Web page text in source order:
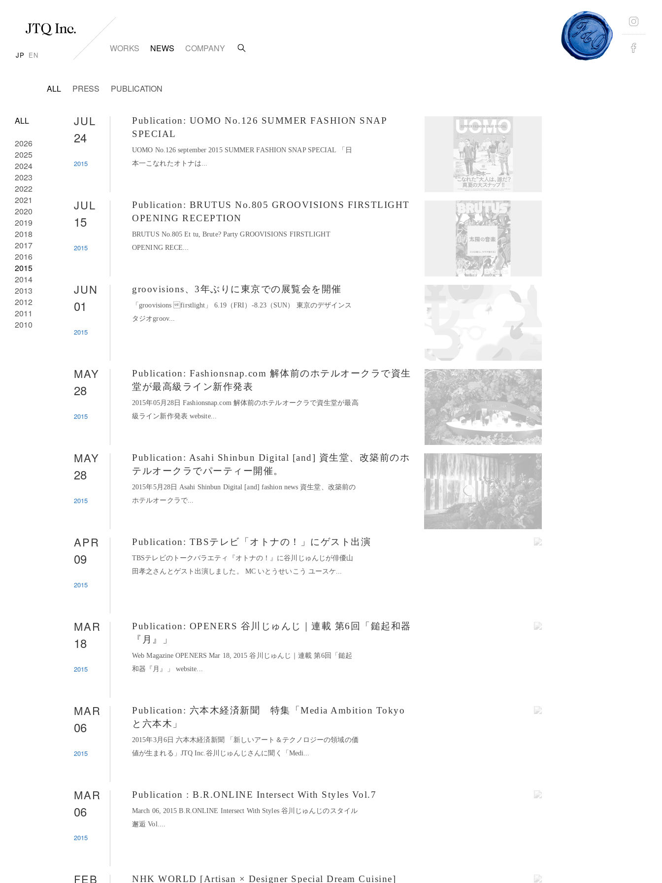
JP EN
WORKS NEWS COMPANY
ALL PRESS PUBLICATION
ALL
2026
2025
2024
2023
2022
2021
2020
2019
2018
2017
2016
2015
2014
2013
2012
2011
2010
JUL
24
2015
Publication: UOMO No.126 SUMMER FASHION SNAP
SPECIAL
UOMO No.126 september 2015 SUMMER FASHION SNAP SPECIAL 「日
本一こなれたオトナは...
JUL
15
2015
Publication: BRUTUS No.805 GROOVISIONS FIRSTLIGHT
OPENING RECEPTION
BRUTUS No.805 Et tu, Brute? Party GROOVISIONS FIRSTLIGHT
OPENING RECE...
JUN
01
2015
groovisions、3年ぶりに東京での展覧会を開催
「groovisions firstlight」 6.19（FRI）-8.23（SUN） 東京のデザインス
タジオgroov...
MAY
28
2015
Publication: Fashionsnap.com 解体前のホテルオークラで資生
堂が最高級ライン新作発表
2015年05月28日 Fashionsnap.com 解体前のホテルオークラで資生堂が最高
級ライン新作発表 website...
MAY
28
2015
Publication: Asahi Shinbun Digital [and] 資生堂、改築前のホ
テルオークラでパーティー開催。
2015年5月28日 Asahi Shinbun Digital [and] fashion news 資生堂、改築前の
ホテルオークラで...
APR
09
2015
Publication: TBSテレビ「オトナの！」にゲスト出演
TBSテレビのトークバラエティ『オトナの！』に谷川じゅんじが俳優山
田孝之さんとゲスト出演しました。 MC いとうせいこう ユースケ...
MAR
18
2015
Publication: OPENERS 谷川じゅんじ｜連載 第6回「鎚起和器
『月』」
Web Magazine OPENERS Mar 18, 2015 谷川じゅんじ｜連載 第6回「鎚起
和器『月』」 website...
MAR
06
2015
Publication: 六本木経済新聞 特集「Media Ambition Tokyo
と六本木」
2015年3月6日 六本木経済新聞 「新しいアート＆テクノロジーの領域の価
値が生まれる」JTQ Inc.谷川じゅんじさんに聞く「Medi...
MAR
06
2015
Publication : B.R.ONLINE Intersect With Styles Vol.7
March 06, 2015 B.R.ONLINE Intersect With Styles 谷川じゅんじのスタイル
邂逅 Vol....
FEB NHK WORLD [Artisan × Designer Special Dream Cuisine]